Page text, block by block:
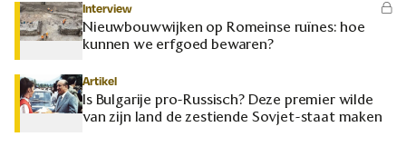
Interview
Nieuwbouwwijken op Romeinse ruïnes: hoe
kunnen we erfgoed bewaren?
Artikel
Is Bulgarije pro-Russisch? Deze premier wilde
van zijn land de zestiende Sovjet-staat maken